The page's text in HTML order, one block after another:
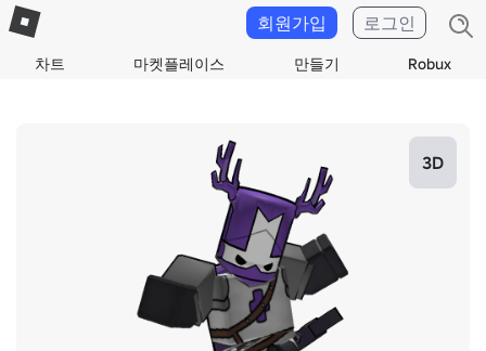
차트 마켓플레이스 만들기 Robux
회원가입 로그인
3D